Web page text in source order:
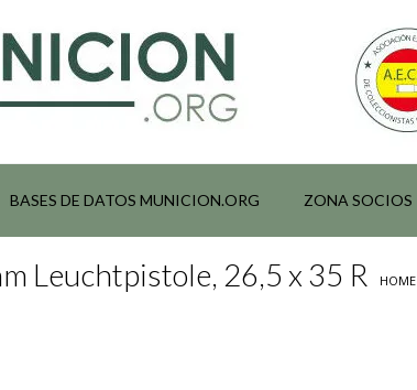
BASES DE DATOS MUNICION.ORG ZONA SOCIOS
HOME
Leuchtpistole, 26,5 x 35 R